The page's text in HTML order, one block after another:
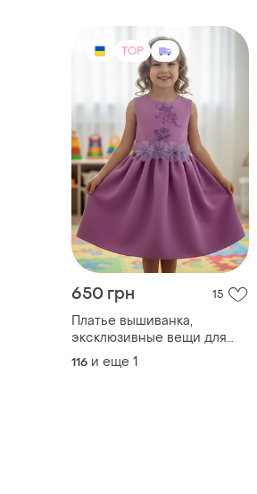
TOP
650 грн 15
Платье вышиванка,
эксклюзивные вещи для
малышей, barbie dress 🩷
💜, платье marina semeniuk
116 и еще 1